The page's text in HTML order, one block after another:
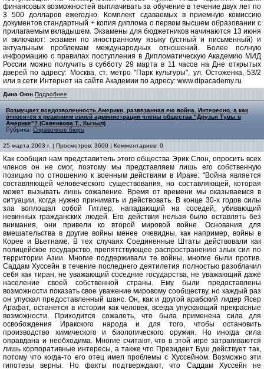
финансовых возможностей выплачивать за обучение в течение двух лет по
3 500 долларов ежегодно. Комплект сдаваемых в приемную комиссию
документов стандартный + копия диплома о первом высшем образовании с
прилагаемым вкладышем. Экзамены для бюджетников начинаются 13 июня
и включают: экзамен по иностранному языку (устный и письменный) и
актуальным проблемам международных отношений. Более полную
информацию о правилах поступления в Дипломатическую Академию МИД
России можно получить в субботу 29 марта в 11 часов на Дне открытых
дверей по адресу: Москва, ст. метро "Парк культуры", ул. Остоженка, 53/2
или в сети Интернет на сайте Академии по адресу: www.dipacademy.ru
Дина Оюн Подробнее
Возмущает вседозволенность Америки, развязанная ею война. Интересно, а как
относятся к решениям своей администрации члены общества "Друзья Тувы в
Америке"? (Савенкова Т., Кызыл)
Рубрика: Справочное бюро
25 марта 2003 г. | Просмотров: 3600 | Комментариев: 0
Как сообщил нам представитель этого общества Эрик Слон, опросить всех
членов он не смог, поэтому мы представляем лишь его собственную
позицию по отношению к военным действиям в Ираке: "Война является
составляющей человеческого существования, но составляющей, которая
может вызывать лишь сожаление. Время от времени мы оказываемся в
ситуации, когда нужно принимать и действовать. В конце 30-х годов силы
зла воплощал собой Гитлер, нападающий на соседей, убивающий
невинных гражданских людей. Его действия нельзя было оставлять без
внимания, они привели ко второй мировой войне. Основания для
вмешательства в другие войны менее очевидны, как например, войны в
Корее и Вьетнаме. В тех случаях Соединенные Штаты действовали как
полицейское государство, препятствующее распространению злых сил по
территории Азии. Многие поддерживали те войны, многие были против.
Саддам Хуссейн в течение последнего деятилетия полностью разоблачил
себя как тиран, не уважающий соседние государства, не уважающий даже
население своей собственной страны. Ему были предоставлены
возможности показать свое уважение мировому сообществу, но каждый раз
он упускал предоставленный шанс. Он, как и другой арабский лидер Ясер
Арафат, останется в истории как человек, всегда упускающий прекрасные
возможности. Приходится сожалеть, что была применена сила для
освобождения Иракского народа и для того, чтобы остановить
производство химического и биологического оружия. Но иногда сила
оправдана и необходима. Многие считают, что в этой игре затрагиваются
лишь корпоративные интересы, а также что Президент Буш действует так,
потому что когда-то его отец имел проблемы с Хуссейном. Возможно эти
гипотезы верны. Но факты подтверждают, что Саддам Хуссейн не